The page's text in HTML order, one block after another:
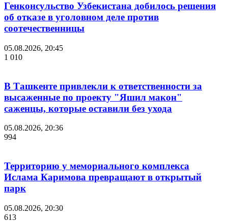
Генконсульство Узбекистана добилось решения
об отказе в уголовном деле против
соотечественницы
05.08.2026, 20:45
1 010
В Ташкенте привлекли к ответственности за
высаженные по проекту "Яшил макон"
саженцы, которые оставили без ухода
05.08.2026, 20:36
994
Территорию у мемориального комплекса
Ислама Каримова превращают в открытый
парк
05.08.2026, 20:30
613